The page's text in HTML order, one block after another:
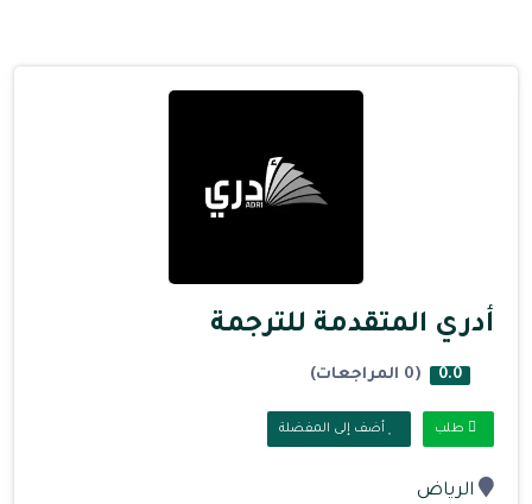
أدري المتقدمة للترجمة
0.0 (0 المراجعات)
طلب أضف إلى المفضلة
الرياض